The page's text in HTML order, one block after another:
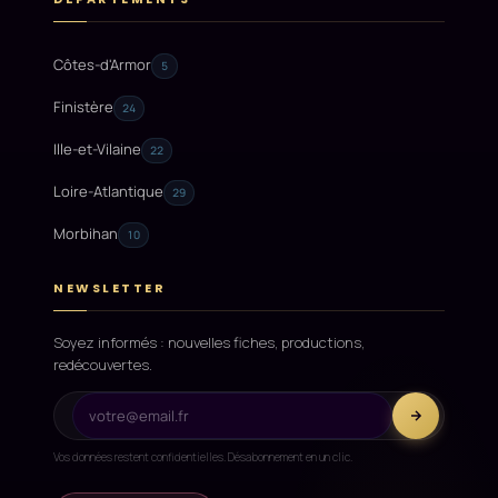
Côtes-d'Armor 5
Finistère 24
Ille-et-Vilaine 22
Loire-Atlantique 29
Morbihan 10
NEWSLETTER
Soyez informés : nouvelles fiches, productions,
redécouvertes.
Vos données restent confidentielles. Désabonnement en un clic.